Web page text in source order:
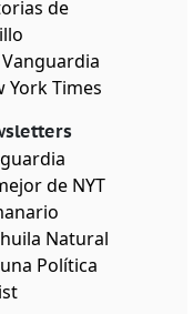
de
York Times
de NYT
Natural
Política